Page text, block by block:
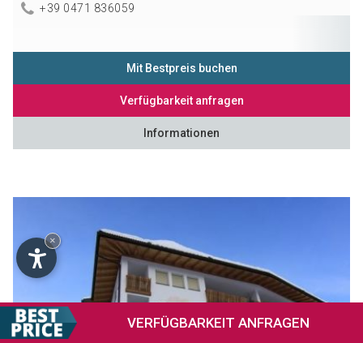
VERFÜGBARKEIT ANFRAGEN
+39 0471 836059
Mit Bestpreis buchen
Verfügbarkeit anfragen
Informationen
×